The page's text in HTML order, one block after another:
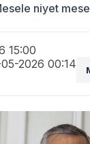
niyet
15:00
2026 00:14